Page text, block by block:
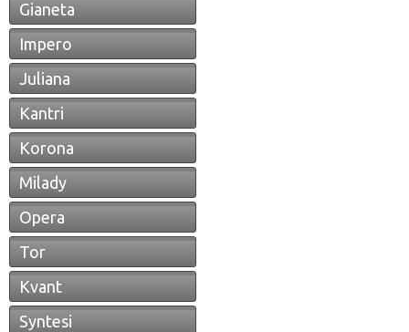
Gianeta
Impero
Juliana
Kantri
Korona
Milady
Opera
Tor
Kvant
Syntesi